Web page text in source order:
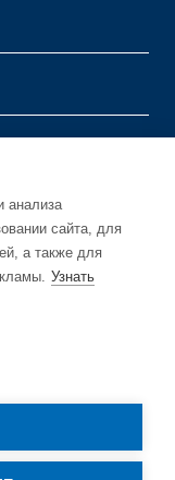
GmbH
анализа
сайта, для
а также для
Узнать